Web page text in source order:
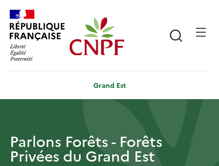
contenu
principal
Grand Est
Parlons Forêts - Forêts
Privées du Grand Est